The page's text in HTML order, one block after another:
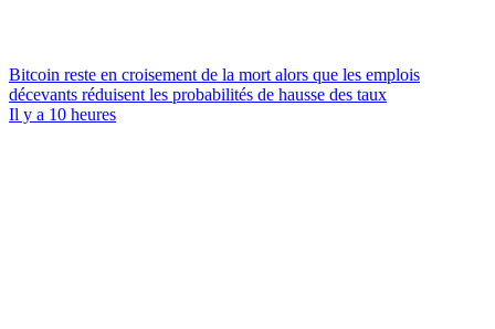
Bitcoin reste en croisement de la mort alors que les emplois
décevants réduisent les probabilités de hausse des taux
Il y a 10 heures